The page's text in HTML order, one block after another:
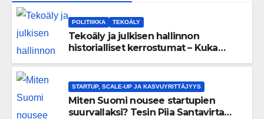
POLITIIKKA TEKOÄLY
Tekoäly ja julkisen hallinnon
historialliset kerrostumat – Kuka
STARTUP, SCALE-UP JA KASVUYRITTÄJYYS
Miten Suomi nousee startupien
suurvallaksi? Tesin Piia Santavirta